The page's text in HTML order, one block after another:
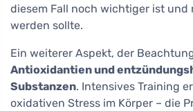
diesem Fall noch wichtiger ist
werden sollte.
Ein weiterer Aspekt, der
Antioxidantien und
Substanzen. Intensives Training
oxidativen Stress im Körper – die